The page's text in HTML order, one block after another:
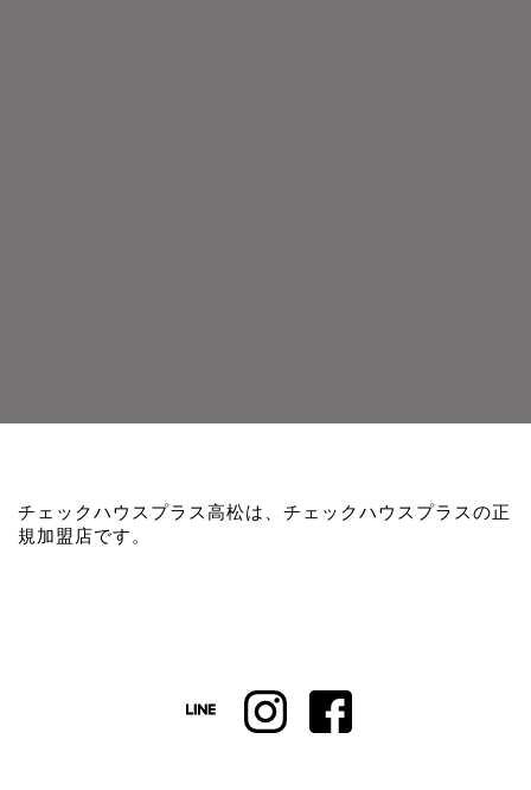
チェックハウスプラス高松は、チェックハウスプラスの正
規加盟店です。